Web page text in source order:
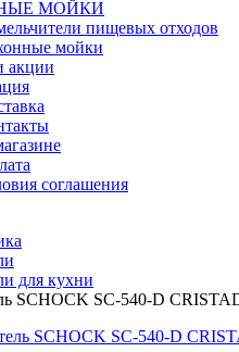
МОЙКИ
пищевых отходов
мойки
акции
соглашения
для кухни
SCHOCK SC-540-D